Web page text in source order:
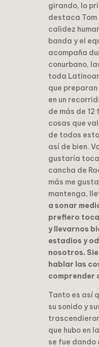
girando, lo
destaca Tom
calidez
banda y el
acompaña
conurbano,
toda
que
en un
de más de
cosas que
de todos
así de bien.
gustaría
cancha de
más me
mantenga,
a sonar
prefiero
y llevarnos
estadios y
nosotros.
hablar las
comprender
Tanto es así
su sonido y
que hubo en
se fue dando